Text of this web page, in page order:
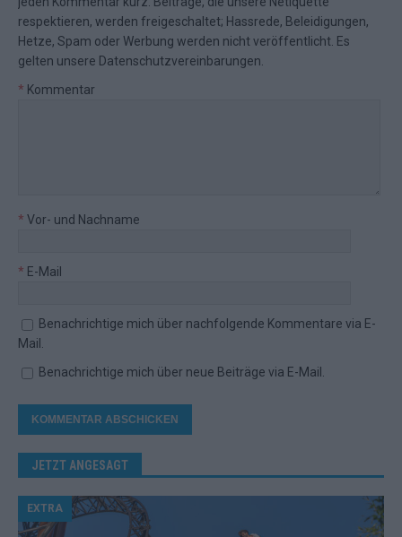
respektieren, werden freigeschaltet; Hassrede, Beleidigungen,
Hetze, Spam oder Werbung werden nicht veröffentlicht. Es
gelten unsere Datenschutzvereinbarungen
* Kommentar
* Vor- und Nachname
* E-Mail
Benachrichtige mich über nachfolgende Kommentare via E-
Mail.
Benachrichtige mich über neue Beiträge via E-Mail.
JETZT ANGESAGT
EXTRA